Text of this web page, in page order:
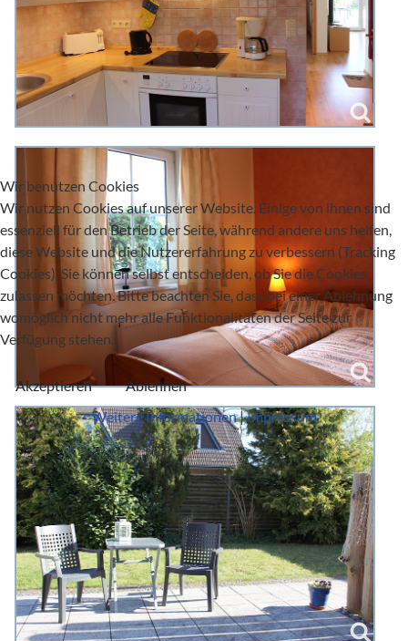
Wir benutzen Cookies
Wir nutzen Cookies auf unserer Website. Einige von ihnen sind
essenziell für den Betrieb der Seite, während andere uns helfen,
diese Website und die Nutzererfahrung zu verbessern (Tracking
Cookies). Sie können selbst entscheiden, ob Sie die Cookies
zulassen möchten. Bitte beachten Sie, dass bei einer Ablehnung
womöglich nicht mehr alle Funktionalitäten der Seite zur
Verfügung stehen.
Akzeptieren
Ablehnen
Weitere Informationen|Impressum